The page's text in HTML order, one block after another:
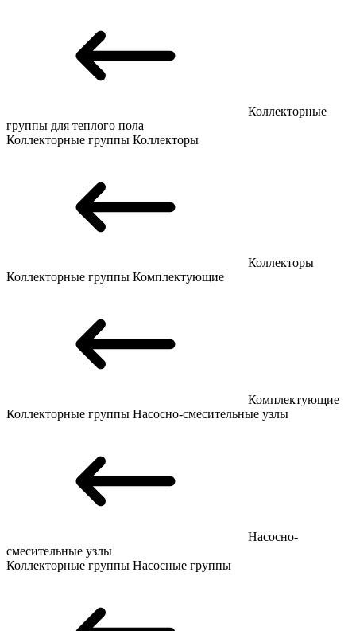
Коллекторные
группы для теплого пола
Коллекторные группы Коллекторы
Коллекторы
Коллекторные группы Комплектующие
Комплектующие
Коллекторные группы Насосно-смесительные узлы
Насосно-
смесительные узлы
Коллекторные группы Насосные группы